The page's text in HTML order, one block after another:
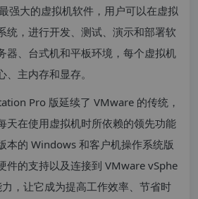
强大的虚拟机软件，用户可以在虚拟
统，进行开发、测试、演示和部署软
器、台式机和平板环境，每个虚拟机
主内存和显存。
Pro 版延续了 VMware 的传统，
天在使用虚拟机时所依赖的领先功能
本的 Windows 和客户机操作系统版
件的支持以及连接到 VMware vSphe
，让它成为提高工作效率、节省时